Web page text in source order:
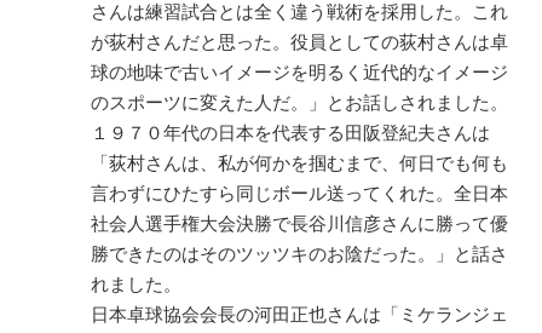
さんは練習試合とは全く違う戦術を採用した。これ
が荻村さんだと思った。役員としての荻村さんは卓
球の地味で古いイメージを明るく近代的なイメージ
のスポーツに変えた人だ。」とお話しされました。
１９７０年代の日本を代表する田阪登紀夫さんは
「荻村さんは、私が何かを掴むまで、何日でも何も
言わずにひたすら同じボール送ってくれた。全日本
社会人選手権大会決勝で長谷川信彦さんに勝って優
勝できたのはそのツッツキのお陰だった。」と話さ
れました。
日本卓球協会会長の河田正也さんは「ミケランジェ